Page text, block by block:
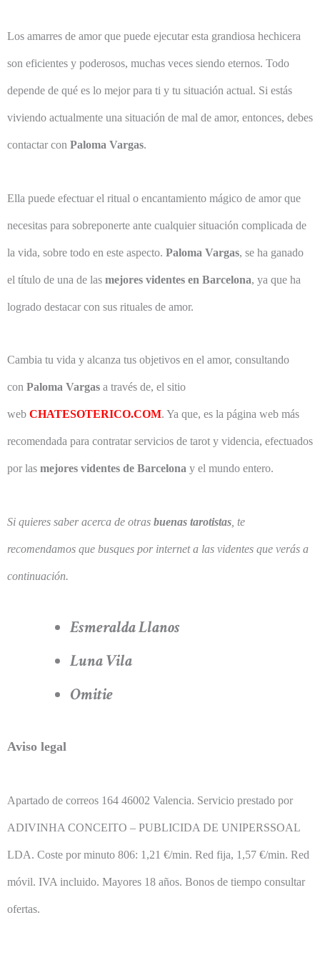
Los amarres de amor que puede ejecutar esta grandiosa hechicera
son eficientes y poderosos, muchas veces siendo eternos. Todo
depende de qué es lo mejor para ti y tu situación actual. Si estás
viviendo actualmente una situación de mal de amor, entonces, debes
contactar con Paloma Vargas.
Ella puede efectuar el ritual o encantamiento mágico de amor que
necesitas para sobreponerte ante cualquier situación complicada de
la vida, sobre todo en este aspecto. Paloma Vargas, se ha ganado
el título de una de las mejores videntes en Barcelona, ya que ha
logrado destacar con sus rituales de amor.
Cambia tu vida y alcanza tus objetivos en el amor, consultando
con Paloma Vargas a través de, el sitio
web CHATESOTERICO.COM. Ya que, es la página web más
recomendada para contratar servicios de tarot y videncia, efectuados
por las mejores videntes de Barcelona y el mundo entero.
Si quieres saber acerca de otras buenas tarotistas , te
recomendamos que busques por internet a las videntes que verás a
continuación.
Esmeralda Llanos
Luna Vila
Omitie
Aviso legal
Apartado de correos 164 46002 Valencia. Servicio prestado por
ADIVINHA CONCEITO – PUBLICIDA DE UNIPERSSOAL
LDA. Coste por minuto 806: 1,21 €/min. Red fija, 1,57 €/min. Red
móvil. IVA incluido. Mayores 18 años. Bonos de tiempo consultar
ofertas.